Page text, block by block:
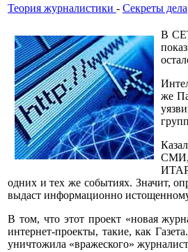
Теория журналистики - Секреты дела
В
же
СМИ,
одних и тех же событиях. Значит,
выдаст информационно
В том, что этот проект «новая
интернет-проекты, такие, как
уничтожила «вражеского»